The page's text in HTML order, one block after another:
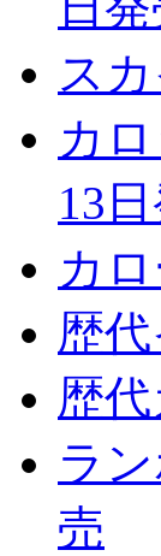
ス
カ
13
カ
歴
歴
ラ
売